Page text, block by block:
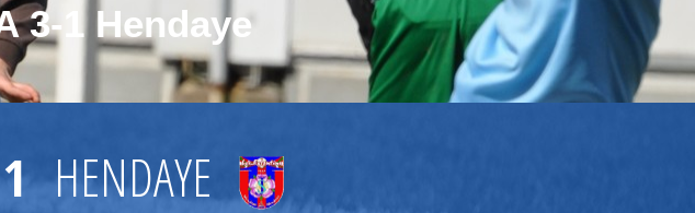
3-1 Hendaye
1 HENDAYE